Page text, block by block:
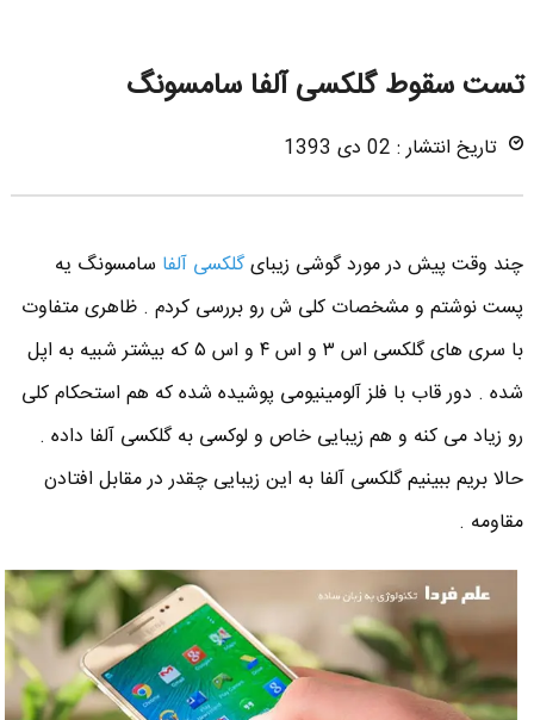
تست سقوط گلکسی آلفا سامسونگ
تاریخ انتشار : 02 دی 1393
چند وقت پیش در مورد گوشی زیبایگلکسی آلفا سامسونگ یه
پست نوشتم و مشخصات کلی ش رو بررسی کردم . ظاهری متفاوت
با سری های گلکسی اس ۳ و اس ۴ و اس ۵ که بیشتر شبیه به اپل
شده . دور قاب با فلز آلومینیومی پوشیده شده که هم استحکام کلی
رو زیاد می کنه و هم زیبایی خاص و لوکسی به گلکسی آلفا داده .
حالا بریم ببینیم گلکسی آلفا به این زیبایی چقدر در مقابل افتادن
مقاومه .